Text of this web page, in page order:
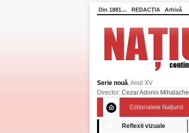
Din 1881… REDACȚIA Arhivă
Serie nouă, Anul XV
Director: Cezar Adonis Mihalache
Editorialele Națiunii
Reflexii vizuale